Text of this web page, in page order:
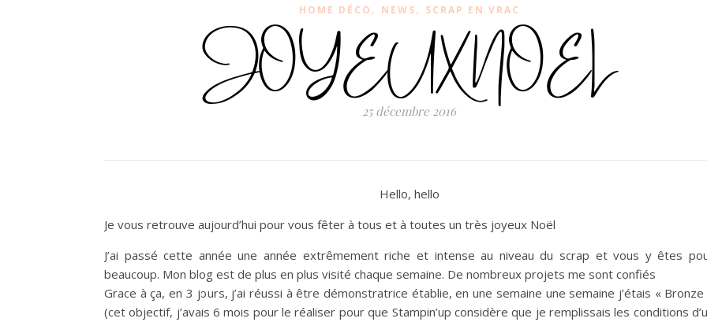
HOME DÉCO , NEWS, SCRAP EN VRAC
JOYEUX NOEL
25 décembre 2016
Hello, hello
Je vous retrouve aujourd’hui pour vous fêter à tous et à toutes un très joyeux Noël
J’ai passé cette année une année extrêmement riche et intense au niveau du scrap et vous y êtes
beaucoup. Mon blog est de plus en plus visité chaque semaine. De nombreux projets me sont confiés
Grace à ça, en 3 jours, j’ai réussi à être démonstratrice établie, en une semaine une semaine j’étais « Bronze
(cet objectif, j’avais 6 mois pour le réaliser pour que Stampin’up considère que je remplissais les conditions